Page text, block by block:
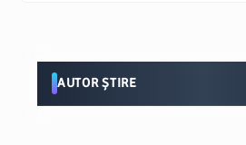
AUTOR ȘTIRE